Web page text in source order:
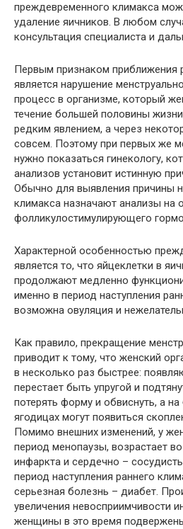
преждевременного климакса
удаление яичников. В любом
консультация специалиста и
Первым признаком приближения
является нарушение
процесс в организме, который
течение большей половины
редким явлением, а через
совсем. Поэтому при первых же
нужно показаться гинекологу,
анализов установит истинную
Обычно для выявления причины
климакса назначают анализы на
фолликулостимулирующего
Характерной особенностью
является то, что яйцеклетки в
продолжают медленно
именно в период наступления
возможна овуляция и
Как правило, прекращение
приводит к тому, что женский
в несколько раз быстрее:
перестает быть упругой и
потерять форму и обвиснуть, а
ягодицах могут появиться
Помимо внешних изменений, у
период менопаузы, возрастает
инфаркта и сердечно –
период наступления раннего
серьезная болезнь – диабет.
увеличения невосприимчивости
женщины в это время